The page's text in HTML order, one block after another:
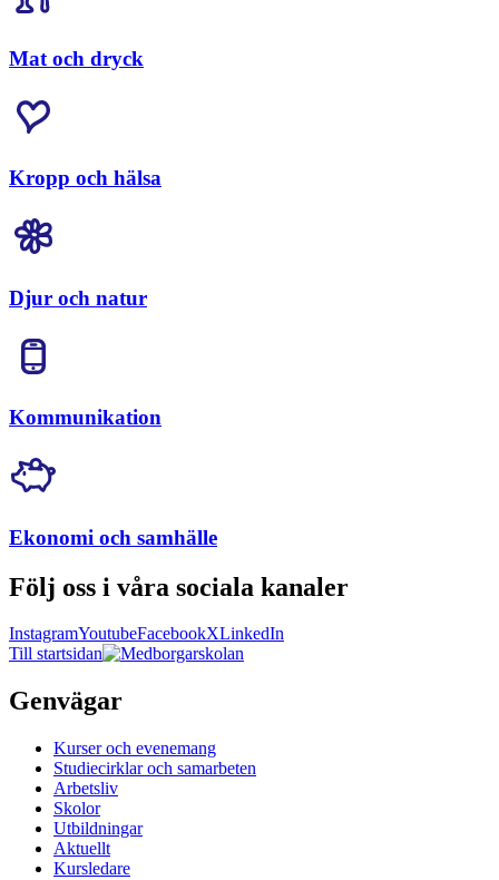
Mat och dryck
Kropp och hälsa
Djur och natur
Kommunikation
Ekonomi och samhälle
Följ oss i våra sociala kanaler
InstagramYoutubeFacebookXLinkedIn
Till startsidan
Genvägar
Kurser och evenemang
Studiecirklar och samarbeten
Arbetsliv
Skolor
Utbildningar
Aktuellt
Kursledare